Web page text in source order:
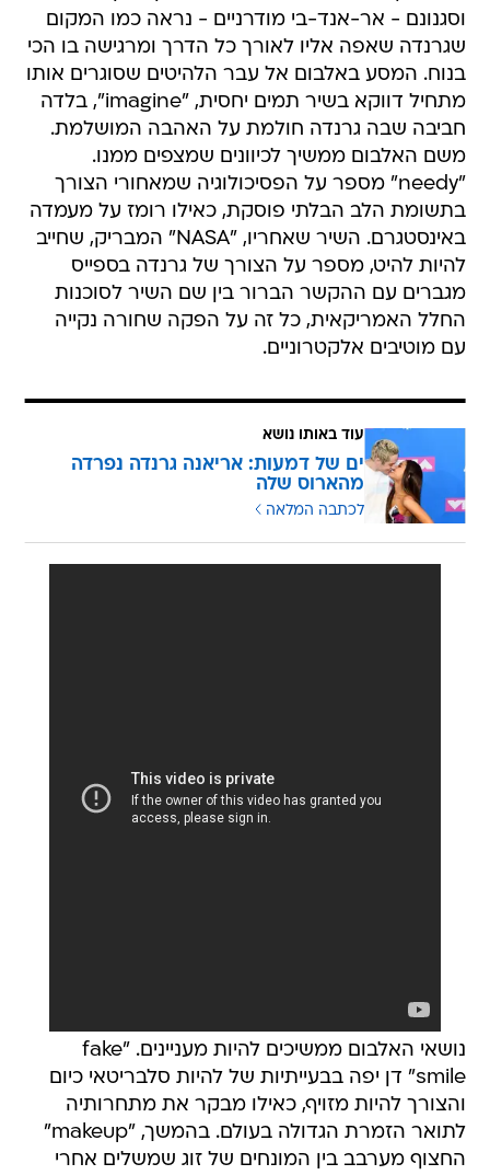
וסגנונם - אר-אנד-בי מודרניים - נראה כמו המקום
שגרנדה שאפה אליו לאורך כל הדרך ומרגישה בו הכי
בנוח. המסע באלבום אל עבר הלהיטים שסוגרים אותו
מתחיל דווקא בשיר תמים יחסית, "imagine", בלדה
חביבה שבה גרנדה חולמת על האהבה המושלמת.
משם האלבום ממשיך לכיוונים שמצפים ממנו.
"needy" מספר על הפסיכולוגיה שמאחורי הצורך
בתשומת הלב הבלתי פוסקת, כאילו רומז על מעמדה
באינסטגרם. השיר שאחריו, "NASA" המבריק, שחייב
להיות להיט, מספר על הצורך של גרנדה בספייס
מגברים עם ההקשר הברור בין שם השיר לסוכנות
החלל האמריקאית, כל זה על הפקה שחורה נקייה
עם מוטיבים אלקטרוניים.
עוד באותו נושא
ים של דמעות: אריאנה גרנדה נפרדה
מהארוס שלה
לכתבה המלאה
נושאי האלבום ממשיכים להיות מעניינים. "fake
smile" דן יפה בבעייתיות של להיות סלבריטאי כיום
והצורך להיות מזויף, כאילו מבקר את מתחרותיה
לתואר הזמרת הגדולה בעולם. בהמשך, "makeup"
החצוף מערבב בין המונחים של זוג שמשלים אחרי